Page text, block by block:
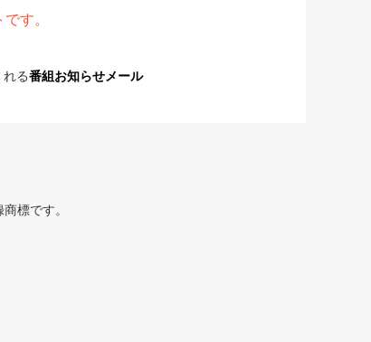
す。
る番組お知らせメール
標です。